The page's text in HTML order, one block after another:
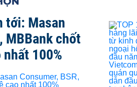
tới: Masan
MBBank chốt
100%